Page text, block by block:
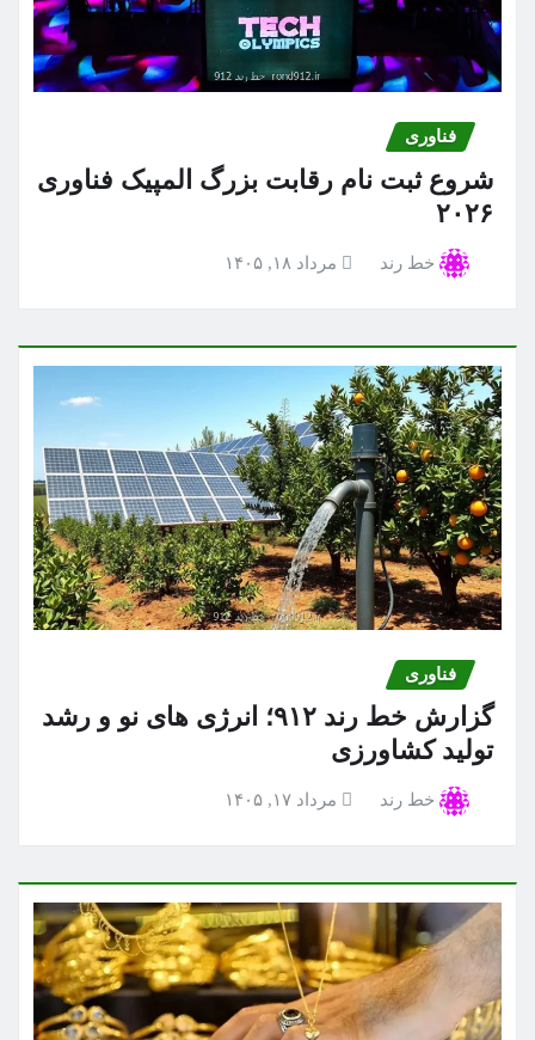
فناوری
شروع ثبت نام رقابت بزرگ المپیک فناوری
۲۰۲۶
خط رند مرداد ۱۸, ۱۴۰۵
فناوری
گزارش خط رند ۹۱۲؛ انرژی های نو و رشد
تولید کشاورزی
خط رند مرداد ۱۷, ۱۴۰۵